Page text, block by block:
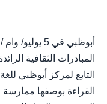
أبوظبي في 5
المبادرات الثقافية
القراءة بوصفها